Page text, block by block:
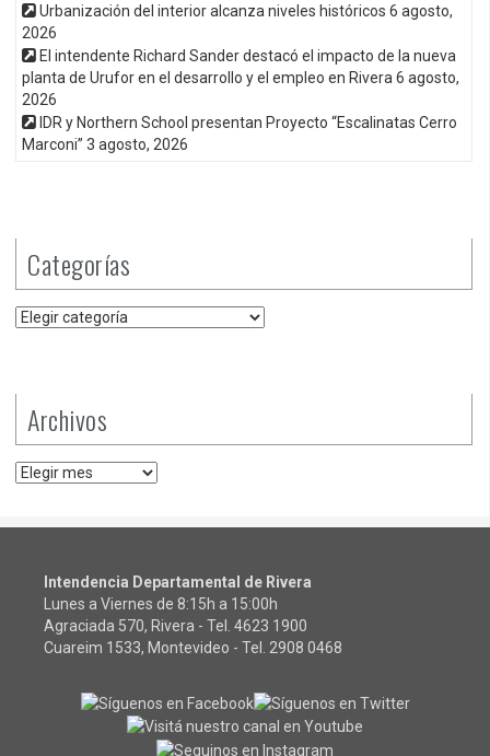
Urbanización del interior alcanza niveles históricos 6 agosto,
2026
El intendente Richard Sander destacó el impacto de la nueva
planta de Urufor en el desarrollo y el empleo en Rivera 6 agosto,
2026
IDR y Northern School presentan Proyecto “Escalinatas Cerro
Marconi” 3 agosto, 2026
Categorías
Categorías
Archivos
Archivos
Intendencia Departamental de Rivera
Lunes a Viernes de 8:15h a 15:00h
Agraciada 570, Rivera - Tel. 4623 1900
Cuareim 1533, Montevideo - Tel. 2908 0468